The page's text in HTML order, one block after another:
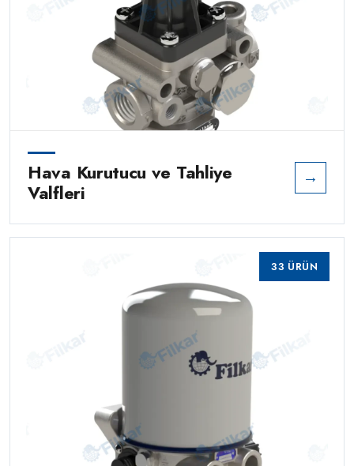
Hava Kurutucu ve Tahliye
Valfleri
→
33 ÜRÜN